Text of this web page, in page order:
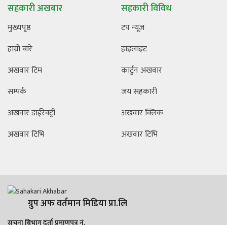
सहकारी अखबार
मुख्यपृष्ठ
हाम्रो बारे
अखवार टिम
सम्पर्क
अखवार डाईरेक्ट्री
अखवार टिभि
सहकारी विविध
टप न्यूज
हाइलाइट
कार्टुन अखवार
जय सहकारी
अखवार क्लिक
अखवार टिभि
ग्रुप अफ वर्तमान मिडिया प्रा.लि